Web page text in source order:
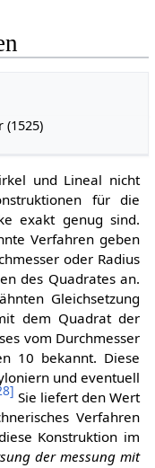
(1525)
und Lineal nicht
für die
exakt genug sind.
Verfahren geben
oder Radius
des Quadrates an.
Gleichsetzung
dem Quadrat der
vom Durchmesser
10 bekannt. Diese
und eventuell
] Sie liefert den Wert
Verfahren
Konstruktion im
der messung mit